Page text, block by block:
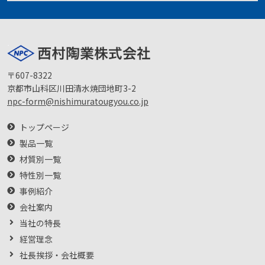
〒607-8322
京都市山科区川田清水焼団地町3-2
npc-form@nishimuratougyou.co.jp
トップページ
製品一覧
材質別一覧
特性別一覧
事例紹介
会社案内
当社の特長
経営理念
社長挨拶・会社概要